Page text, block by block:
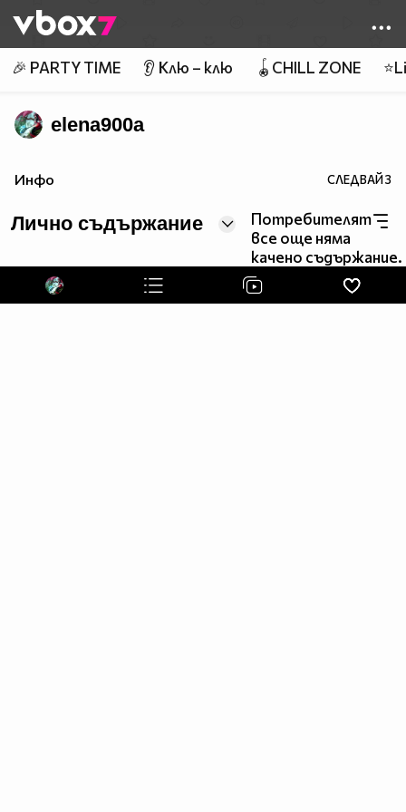
👾
🎉 PARTY TIME 👂 Клю – клю 🪀CHILL ZONE
elena900a
Инфо СЛЕДВАЙ3
Лично съдържание
Потребителят
все още няма
качено съдържание.